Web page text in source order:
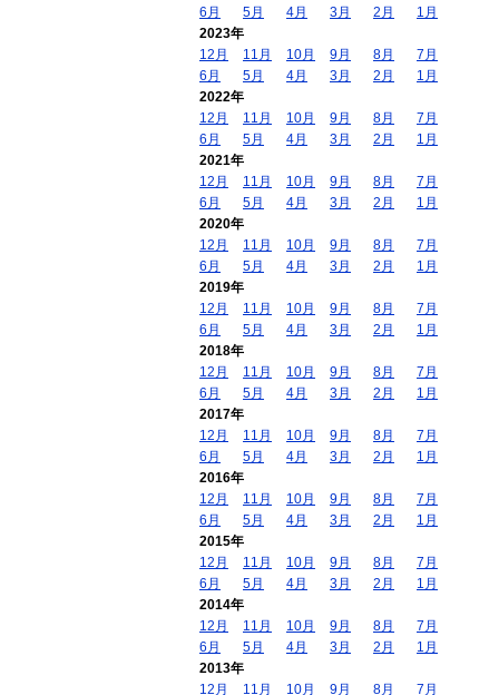
6月
5月 4月 3月 2月
1月
2023年
12月
11月 10月 9月 8月
7月
6月
5月 4月 3月 2月
1月
2022年
12月
11月 10月 9月 8月
7月
6月
5月 4月 3月 2月
1月
2021年
12月
11月 10月 9月 8月
7月
6月
5月 4月 3月 2月
1月
2020年
12月
11月 10月 9月 8月
7月
6月
5月 4月 3月 2月
1月
2019年
12月
11月 10月 9月 8月
7月
6月
5月 4月 3月 2月
1月
2018年
12月
11月 10月 9月 8月
7月
6月
5月 4月 3月 2月
1月
2017年
12月
11月 10月 9月 8月
7月
6月
5月 4月 3月 2月
1月
2016年
12月
11月 10月 9月 8月
7月
6月
5月 4月 3月 2月
1月
2015年
12月
11月 10月 9月 8月
7月
6月
5月 4月 3月 2月
1月
2014年
12月
11月 10月 9月 8月
7月
6月
5月 4月 3月 2月
1月
2013年
12月
11月 10月 9月 8月 7月